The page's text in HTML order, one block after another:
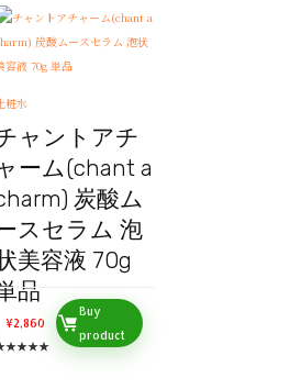
粧水
ャントアチ
ーム(chant a
炭酸ム
スセラム 泡
美容液 70g
品
★★★★
¥2,860
Buy
product